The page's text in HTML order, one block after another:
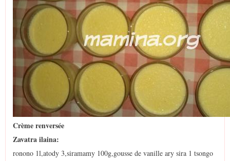
Crème renversée
Zavatra ilaina:
ronono 1l,atody 3,siramamy 100g,gousse de vanille ary sira 1 tsongo